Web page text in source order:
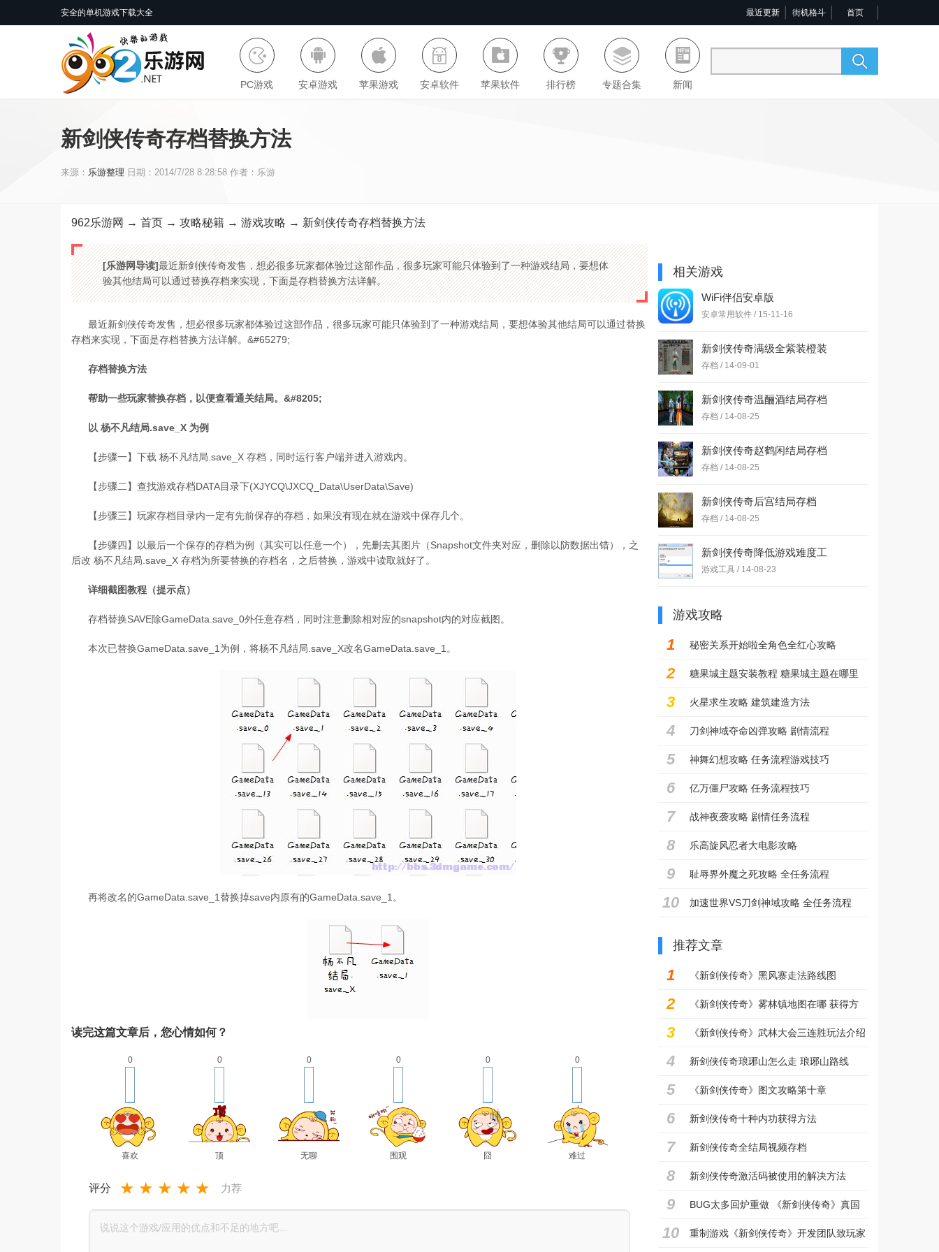
安全的单机游戏下载大全 最近更新 街机格斗 首页
PC游戏 安卓游戏 苹果游戏 安卓软件 苹果软件 排行榜 专题合集 新闻
新剑侠传奇存档替换方法
来源： 乐游整理 日期：2014/7/28 8:28:58 作者：乐游
962乐游网 → 首页 → 攻略秘籍 → 游戏攻略 → 新剑侠传奇存档替换方法
[乐游网导读]最近新剑侠传奇发售，想必很多玩家都体验过这部作品，很多玩家可能只体验到了一种游戏结局，要想体
验其他结局可以通过替换存档来实现，下面是存档替换方法详解。
最近新剑侠传奇发售，想必很多玩家都体验过这部作品，很多玩家可能只体验到了一种游戏结局，要想体验其他结局可以通过替换
存档来实现，下面是存档替换方法详解。&#65279;
存档替换方法
帮助一些玩家替换存档，以便查看通关结局。&#8205;
以 杨不凡结局.save_X 为例
【步骤一】下载 杨不凡结局.save_X 存档，同时运行客户端并进入游戏内。
【步骤二】查找游戏存档DATA目录下(XJYCQ\JXCQ_Data\UserData\Save)
【步骤三】玩家存档目录内一定有先前保存的存档，如果没有现在就在游戏中保存几个。
【步骤四】以最后一个保存的存档为例（其实可以任意一个），先删去其图片（Snapshot文件夹对应，删除以防数据出错），之
后改 杨不凡结局.save_X 存档为所要替换的存档名，之后替换，游戏中读取就好了。
详细截图教程（提示点）
存档替换SAVE除GameData.save_0外任意存档，同时注意删除相对应的snapshot内的对应截图。
本次已替换GameData.save_1为例，将杨不凡结局.save_X改名GameData.save_1。
再将改名的GameData.save_1替换掉save内原有的GameData.save_1。
读完这篇文章后，您心情如何？
0
喜欢
0
顶
0
无聊
0
围观
0
囧
0
难过
评分 ★ ★ ★ ★ ★ 力荐
相关游戏
WiFi伴侣安卓版
安卓常用软件 / 15-11-16
新剑侠传奇满级全紫装橙装
全BOSS全武学心法存档
存档 / 14-09-01
新剑侠传奇温酾酒结局存档
存档 / 14-08-25
新剑侠传奇赵鹤闲结局存档
存档 / 14-08-25
新剑侠传奇后宫结局存档
存档 / 14-08-25
新剑侠传奇降低游戏难度工
具v2.0.1
游戏工具 / 14-08-23
游戏攻略
1 秘密关系开始啦全角色全红心攻略
2 糖果城主题安装教程 糖果城主题在哪里
可以下载
3 火星求生攻略 建筑建造方法
4 刀剑神域夺命凶弹攻略 剧情流程
5 神舞幻想攻略 任务流程游戏技巧
6 亿万僵尸攻略 任务流程技巧
7 战神夜袭攻略 剧情任务流程
8 乐高旋风忍者大电影攻略
9 耻辱界外魔之死攻略 全任务流程
10 加速世界VS刀剑神域攻略 全任务流程
推荐文章
1 《新剑侠传奇》黑风寨走法路线图
2 《新剑侠传奇》雾林镇地图在哪 获得方
法图解
3 《新剑侠传奇》武林大会三连胜玩法介绍
详细通关攻略
4 新剑侠传奇琅琊山怎么走 琅琊山路线
5 《新剑侠传奇》图文攻略第十章
6 新剑侠传奇十种内功获得方法
7 新剑侠传奇全结局视频存档
8 新剑侠传奇激活码被使用的解决方法
9 BUG太多回炉重做 《新剑侠传奇》真国
产良心
10 重制游戏《新剑侠传奇》开发团队致玩家